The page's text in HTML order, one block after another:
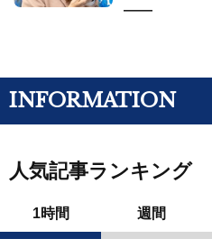
——
INFORMATION
人気記事ランキング
1時間 週間